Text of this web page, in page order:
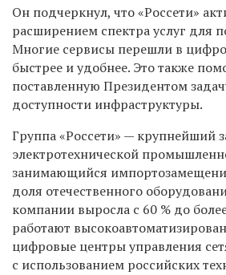
Он подчеркнул, что «Россети»
расширением спектра услуг для
Многие сервисы перешли в
быстрее и удобнее. Это также
поставленную Президентом
доступности инфраструктуры.
Группа «Россети» — крупнейший
электротехнической
занимающийся
доля отечественного
компании выросла с 60 % до
работают
цифровые центры управления
с использованием российских